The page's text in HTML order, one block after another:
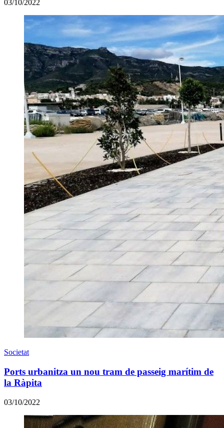
03/10/2022
Societat
Ports urbanitza un nou tram de passeig marítim de
la Ràpita
03/10/2022